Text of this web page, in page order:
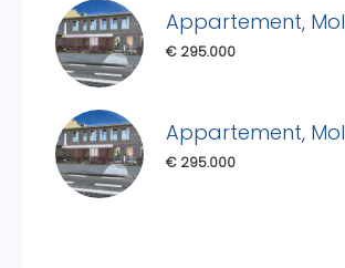
Appartement, Mol
€ 295.000
Appartement, Mol
€ 295.000